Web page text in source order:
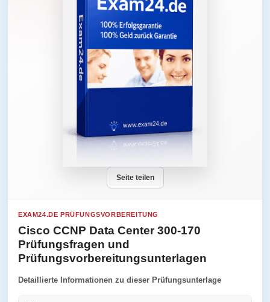
Seite teilen
EXAM24.DE PRÜFUNGSVORBEREITUNG
Cisco CCNP Data Center 300-170
Prüfungsfragen und
Prüfungsvorbereitungsunterlagen
Detaillierte Informationen zu dieser Prüfungsunterlage